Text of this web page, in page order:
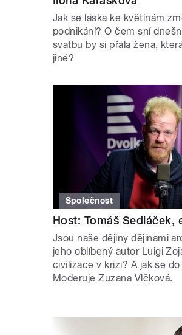
Jak se láska ke květinám
podnikání? O čem sní
svatbu by si přála žena,
jiné?
Společnost
Host: Tomáš Sedláček,
Jsou naše dějiny dějinami
jeho oblíbený autor Luigi
civilizace v krizi? A jak se
Moderuje Zuzana Vlčková.